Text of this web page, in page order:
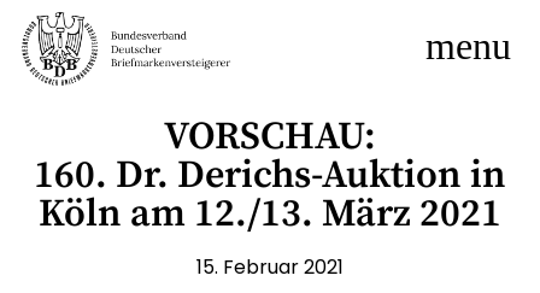
menu
VORSCHAU:
160. Dr. Derichs-Auktion in
Köln am 12./13. März 2021
15. Februar 2021